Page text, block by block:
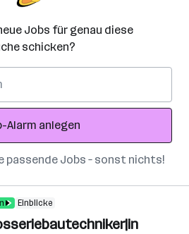
Jobs für genau diese
schicken?
Alarm anlegen
passende Jobs – sonst nichts!
Einblicke